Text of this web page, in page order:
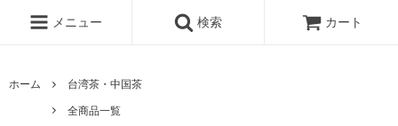
メニュー 検索 カート
ホーム
台湾茶・中国茶
全商品一覧